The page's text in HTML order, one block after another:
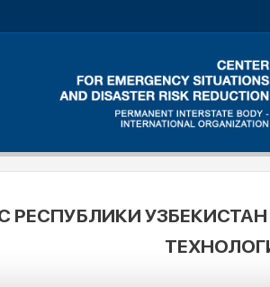
РЕСПУБЛИКИ